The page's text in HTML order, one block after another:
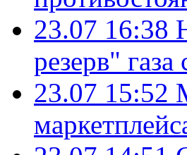
23.07 16:38
резерв" газа
23.07 15:52